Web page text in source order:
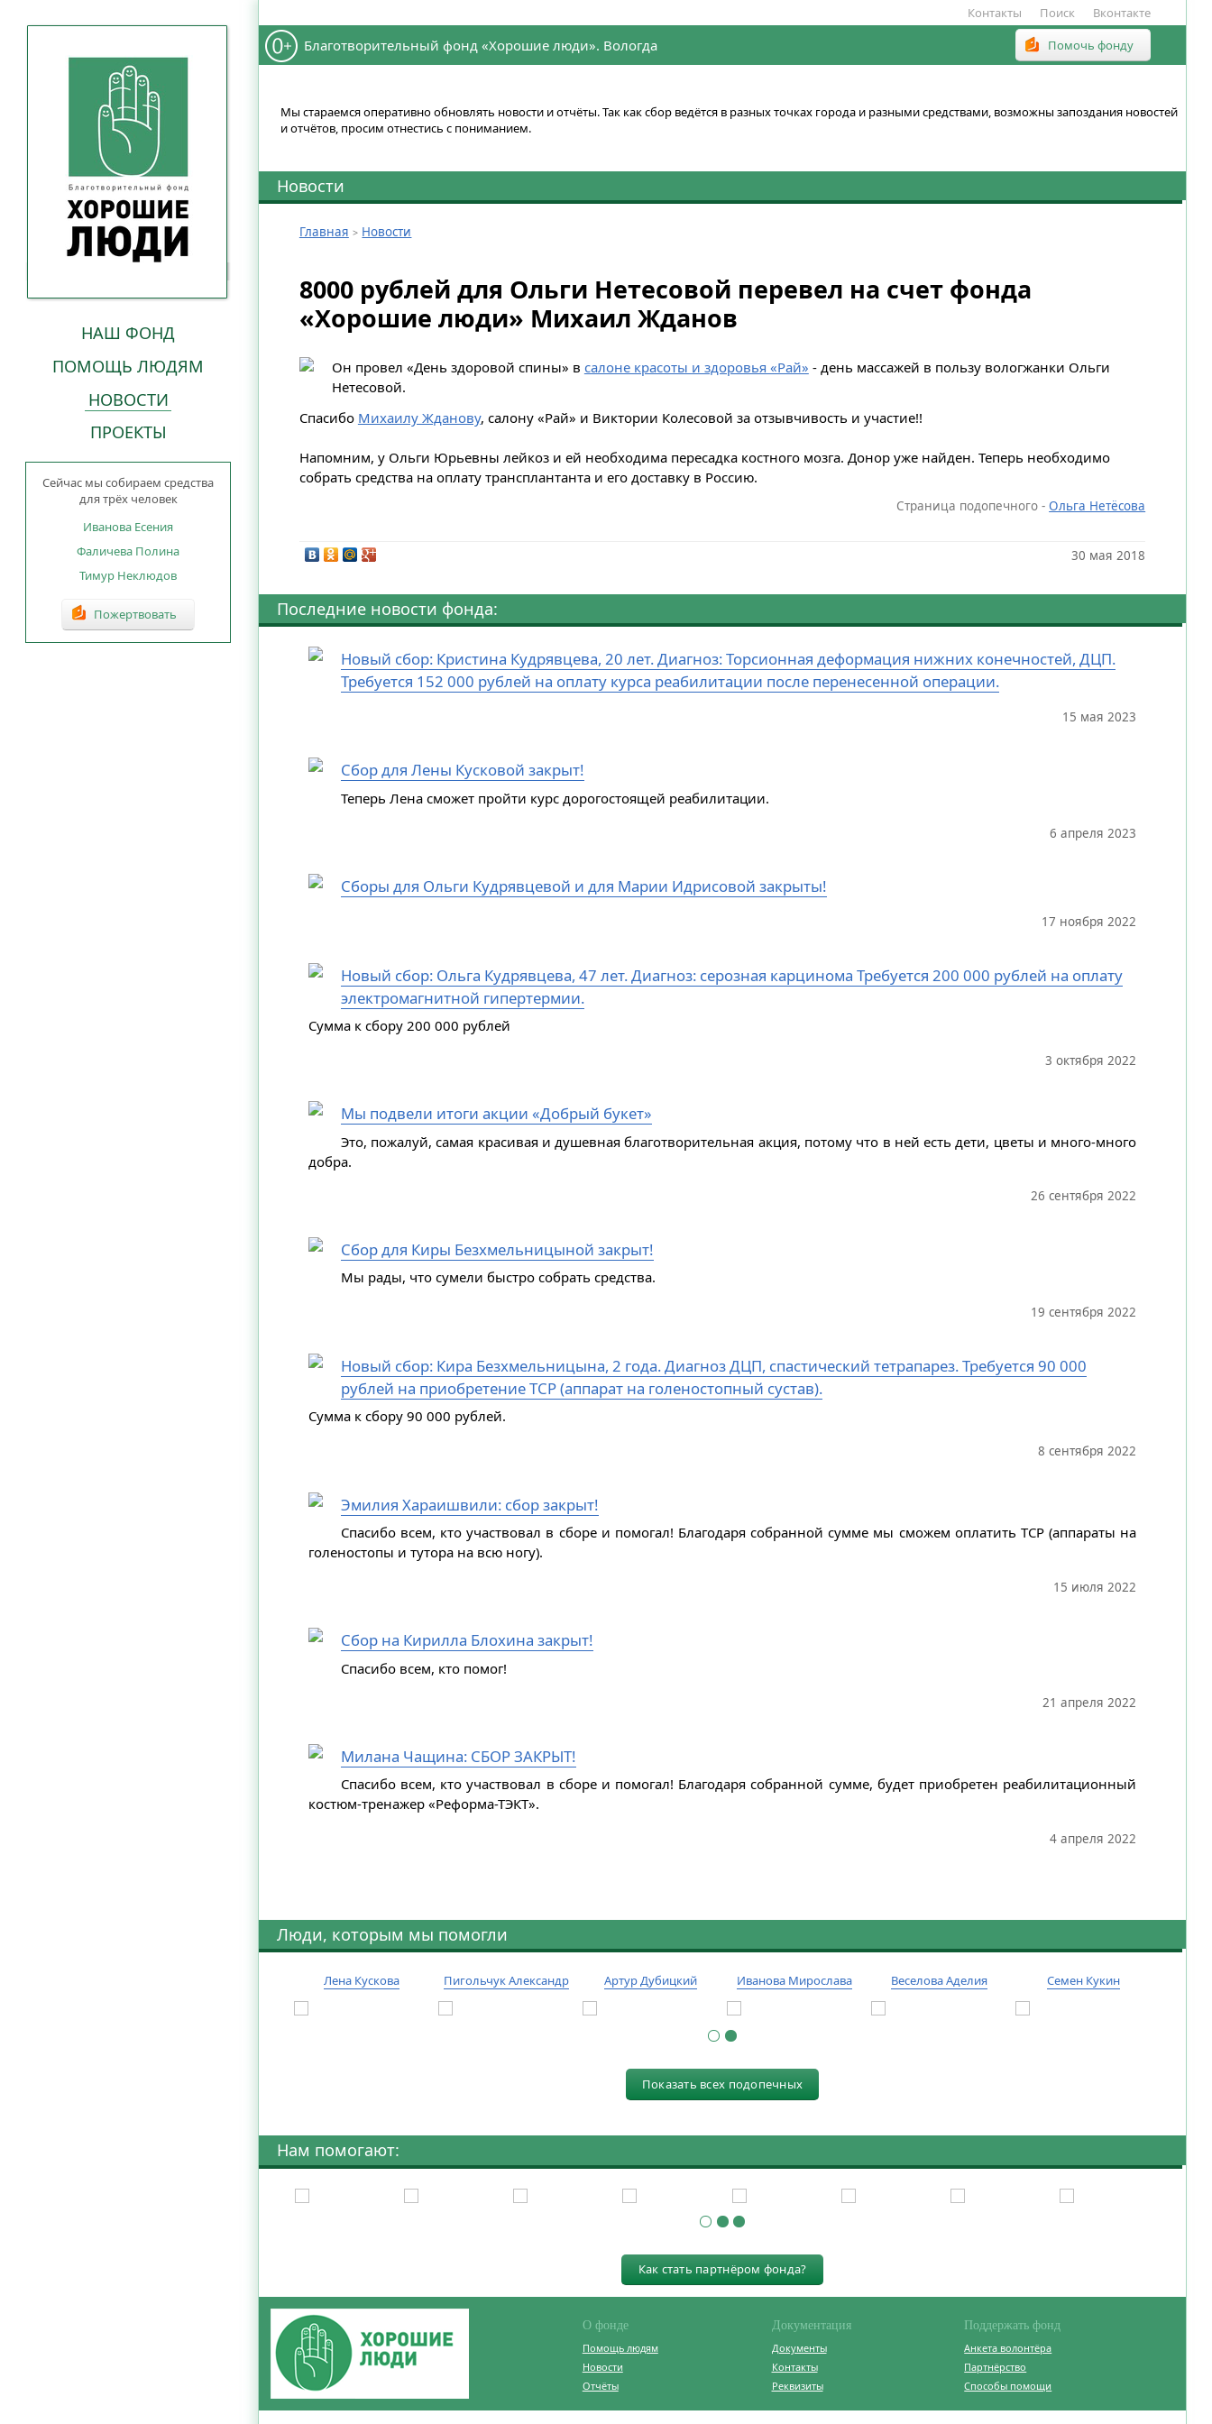
НАШ ФОНД
ПОМОЩЬ ЛЮДЯМ
НОВОСТИ
ПРОЕКТЫ
Сейчас мы собираем средства
для трёх человек
Иванова Есения
Фаличева Полина
Тимур Неклюдов
Пожертвовать
Контакты Поиск Вконтакте
Благотворительный фонд «Хорошие люди». Вологда Помочь фонду
Мы стараемся оперативно обновлять новости и отчёты. Так как сбор ведётся в разных точках города и разными средствами, возможны запоздания новостей
и отчётов, просим отнестись с пониманием.
Новости
Главная Новости
8000 рублей для Ольги Нетесовой перевел на счет фонда
«Хорошие люди» Михаил Жданов
Он провел «День здоровой спины» в салоне красоты и здоровья «Рай» - день массажей в пользу вологжанки Ольги
Нетесовой.
Спасибо Михаилу Жданову, салону «Рай» и Виктории Колесовой за отзывчивость и участие!!
Напомним, у Ольги Юрьевны лейкоз и ей необходима пересадка костного мозга. Донор уже найден. Теперь необходимо
собрать средства на оплату трансплантанта и его доставку в Россию.
Страница подопечного -Ольга Нетёсова
30 мая 2018
Последние новости фонда:
Новый сбор: Кристина Кудрявцева, 20 лет. Диагноз: Торсионная деформация нижних конечностей, ДЦП.
Требуется 152 000 рублей на оплату курса реабилитации после перенесенной операции.
15 мая 2023
Сбор для Лены Кусковой закрыт!
Теперь Лена сможет пройти курс дорогостоящей реабилитации.
6 апреля 2023
Сборы для Ольги Кудрявцевой и для Марии Идрисовой закрыты!
17 ноября 2022
Новый сбор: Ольга Кудрявцева, 47 лет. Диагноз: серозная карцинома Требуется 200 000 рублей на оплату
электромагнитной гипертермии.
Сумма к сбору 200 000 рублей
3 октября 2022
Мы подвели итоги акции «Добрый букет»
Это, пожалуй, самая красивая и душевная благотворительная акция, потому что в ней есть дети, цветы и много-много
добра.
26 сентября 2022
Сбор для Киры Безхмельницыной закрыт!
Мы рады, что сумели быстро собрать средства.
19 сентября 2022
Новый сбор: Кира Безхмельницына, 2 года. Диагноз ДЦП, спастический тетрапарез. Требуется 90 000
рублей на приобретение ТСР (аппарат на голеностопный сустав).
Сумма к сбору 90 000 рублей.
8 сентября 2022
Эмилия Хараишвили: сбор закрыт!
Спасибо всем, кто участвовал в сборе и помогал! Благодаря собранной сумме мы сможем оплатить ТСР (аппараты на
голеностопы и тутора на всю ногу).
15 июля 2022
Сбор на Кирилла Блохина закрыт!
Спасибо всем, кто помог!
21 апреля 2022
Милана Чащина: СБОР ЗАКРЫТ!
Спасибо всем, кто участвовал в сборе и помогал! Благодаря собранной сумме, будет приобретен реабилитационный
костюм-тренажер «Реформа-ТЭКТ».
4 апреля 2022
Люди, которым мы помогли
Лена Кускова Пигольчук Александр Артур Дубицкий Иванова Мирослава Веселова Аделия Семен Кукин
Показать всех подопечных
Нам помогают:
Как стать партнёром фонда?
О фонде
Помощь людям
Новости
Отчёты
Документация
Документы
Контакты
Реквизиты
Поддержать фонд
Анкета волонтёра
Партнёрство
Способы помощи